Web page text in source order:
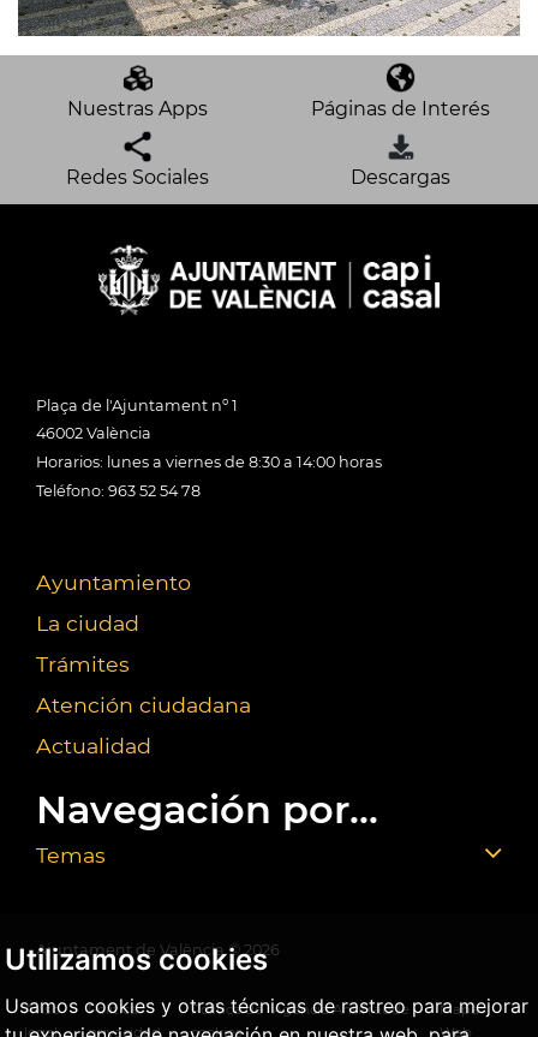
Utilizamos cookies
Usamos cookies y otras técnicas de rastreo para mejorar
Nuestras Apps Páginas de Interés
Redes Sociales Descargas
Plaça de l'Ajuntament nº 1
46002 València
Horarios: lunes a viernes de 8:30 a 14:00 horas
Teléfono: 963 52 54 78
Ayuntamiento
La ciudad
Trámites
Atención ciudadana
Actualidad
Navegación por...
Temas
Ajuntament de València ©2026
Aviso
legal
Política
privacidad
Política de
cookies
Agencia Antifraude
Mapa
Web